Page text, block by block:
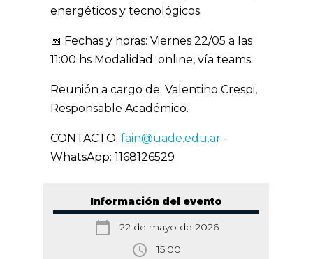
Información del evento
calendar_today 22 de mayo de 2026
access_time 15:00
energéticos y tecnológicos.
📅 Fechas y horas: Viernes 22/05 a las
11:00 hs Modalidad: online, vía teams.
Reunión a cargo de: Valentino Crespi,
Responsable Académico.
CONTACTO:fain@uade.edu.ar -
WhatsApp: 1168126529